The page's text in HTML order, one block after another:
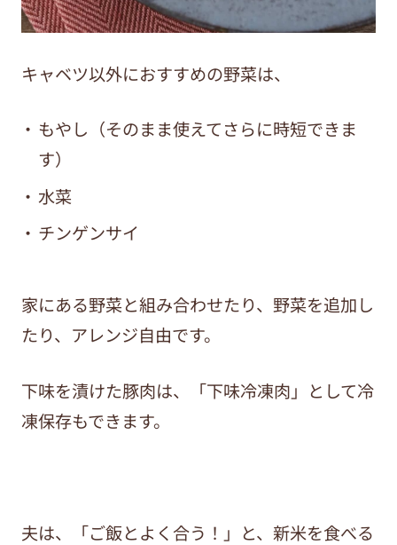
キャベツ以外におすすめの野菜は、
もやし（そのまま使えてさらに時短できま
す）
水菜
チンゲンサイ
家にある野菜と組み合わせたり、野菜を追加し
たり、アレンジ自由です。
下味を漬けた豚肉は、「下味冷凍肉」として冷
凍保存もできます。
夫は、「ご飯とよく合う！」と、新米を食べる